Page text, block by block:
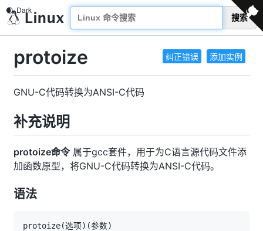
搜索
纠正错误 添加实例
protoize
GNU-C代码转换为ANSI-C代码
补充说明
protoize命令属于gcc套件，用于为C语言源代码文件添
加函数原型，将GNU-C代码转换为ANSI-C代码。
语法
protoize(选项) (参数)